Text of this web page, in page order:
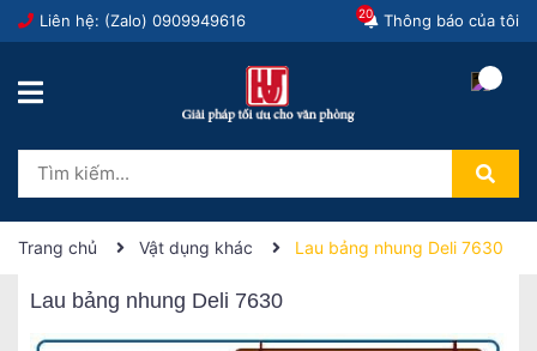
Liên hệ: (Zalo) 0909949616 Thông báo của tôi
20
Trang chủ Vật dụng khác Lau bảng nhung Deli 7630
Lau bảng nhung Deli 7630